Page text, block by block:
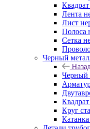
Лента
Лист
Полоса
Сетка
Черный
Черный
Круг
Катанка